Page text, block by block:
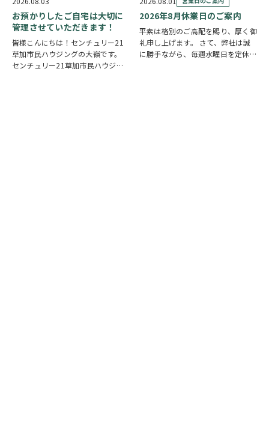
人事ではなく、日頃から少しでも、
防災意識を高め…
田などで空襲があったと言い伝えが
あります。草加…
お預かりしたご自宅は大切に
管理させていただきます！
皆様こんにちは！センチュリー21
草加市民ハウジングの大嶺です。
センチュリー21草加市民ハウジン
2026年8月休業日のご案内
平素は格別のご高配を賜り、厚く御
礼申し上げます。 さて、弊社は誠
に勝手ながら、毎週水曜日を定休日